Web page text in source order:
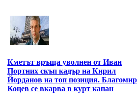
Кметът връща уволнен от Иван
Портних скъп кадър на Кирил
Йорданов на топ позиция. Благомир
Коцев се вкарва в курт капан